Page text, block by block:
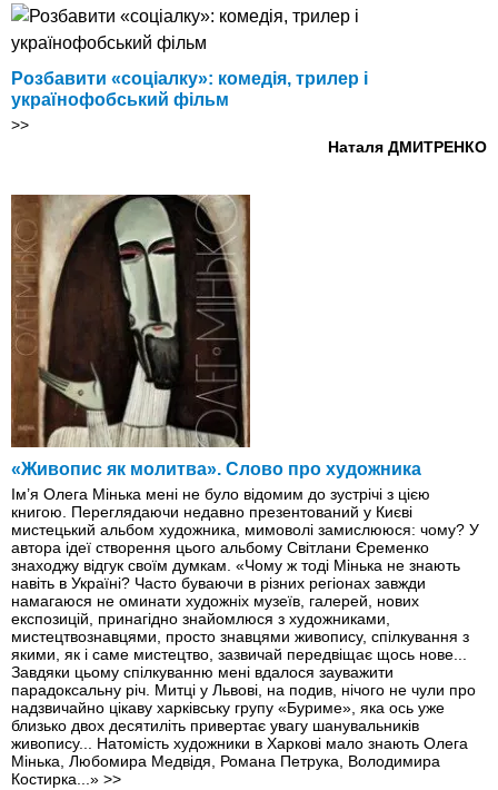
Розбавити «соціалку»: комедія, трилер і
українофобський фільм
>>
Наталя ДМИТРЕНКО
«Живопис як молитва». Слово про художника
Ім’я Олега Мінька мені не було відомим до зустрічі з цією
книгою. Переглядаючи недавно презентований у Києві
мистецький альбом художника, мимоволі замислююся: чому? У
автора ідеї створення цього альбому Світлани Єременко
знаходжу відгук своїм думкам. «Чому ж тоді Мінька не знають
навіть в Україні? Часто буваючи в різних регіонах завжди
намагаюся не оминати художніх музеїв, галерей, нових
експозицій, принагідно знайомлюся з художниками,
мистецтвознавцями, просто знавцями живопису, спілкування з
якими, як і саме мистецтво, зазвичай передвіщає щось нове...
Завдяки цьому спілкуванню мені вдалося зауважити
парадоксальну річ. Митці у Львові, на подив, нічого не чули про
надзвичайно цікаву харківську групу «Буриме», яка ось уже
близько двох десятиліть привертає увагу шанувальників
живопису... Натомість художники в Харкові мало знають Олега
Мінька, Любомира Медвідя, Романа Петрука, Володимира
Костирка...» >>